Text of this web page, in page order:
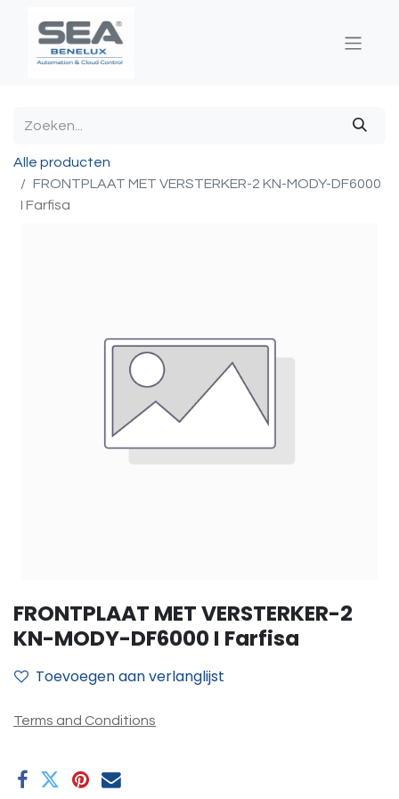
Alle producten
FRONTPLAAT MET VERSTERKER-2 KN-MODY-DF6000
I Farfisa
FRONTPLAAT MET VERSTERKER-2
KN-MODY-DF6000 I Farfisa
Toevoegen aan verlanglijst
Terms and Conditions